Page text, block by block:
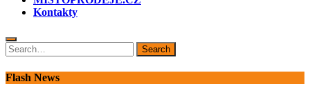
Kontakty
Search
for:
Search
Flash News